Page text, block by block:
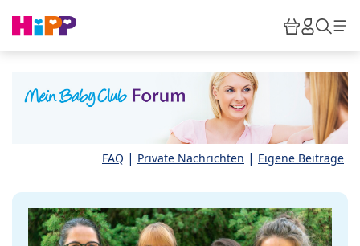
HiPP
FAQ | Private Nachrichten | Eigene Beiträge